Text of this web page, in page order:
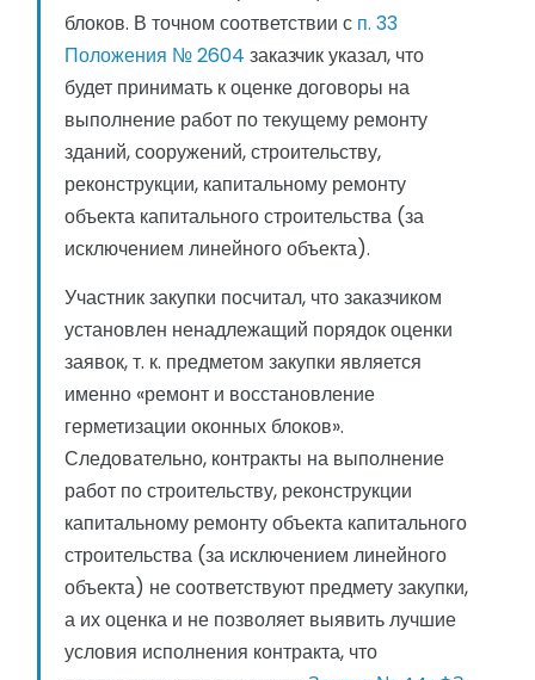
блоков. В точном соответствии с п. 33
Положения № 2604 заказчик указал, что
будет принимать к оценке договоры на
выполнение работ по текущему ремонту
зданий, сооружений, строительству,
реконструкции, капитальному ремонту
объекта капитального строительства (за
исключением линейного объекта).
Участник закупки посчитал, что заказчиком
установлен ненадлежащий порядок оценки
заявок, т. к. предметом закупки является
именно «ремонт и восстановление
герметизации оконных блоков».
Следовательно, контракты на выполнение
работ по строительству, реконструкции
капитальному ремонту объекта капитального
строительства (за исключением линейного
объекта) не соответствуют предмету закупки,
а их оценка и не позволяет выявить лучшие
условия исполнения контракта, что